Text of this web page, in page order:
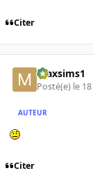
Citer
maxsims1
Posté(e) le
AUTEUR
Citer